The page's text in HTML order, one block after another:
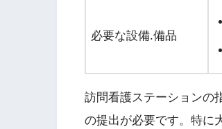
必要な設備.備品
訪問看護ステーションの
の提出が必要です。特に